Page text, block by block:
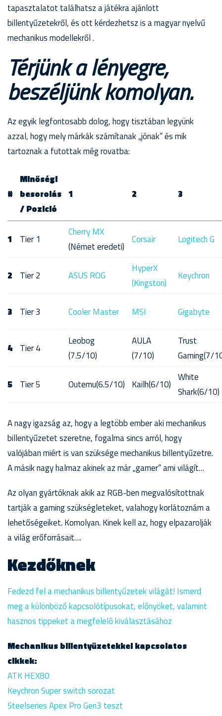
tapasztalatot találhatsz a játékra ajánlott
billentyűzetekről, és ott kérdezhetsz is a magyar nyelvű
mechanikus modellekről .
Térjünk a lényegre,
beszéljünk komolyan.
Az egyik legfontosabb dolog, hogy tisztában legyünk
azzal, hogy mely márkák számítanak „jónak” és mik
tartoznak a futottak még rovatba:
#
Minőségi
besorolás
/ Pozició
1 2 3
1 Tier 1
Cherry MX
(Német eredeti)
Corsair Logitech G
2 Tier 2 ASUS ROG
HyperX
(Kingston)
Keychron
3 Tier 3 Cooler Master MSI Gigabyte
4 Tier 4
Leobog
(7.5/10)
AULA
(7/10)
Trust
Gaming(7/
5 Tier 5 Outemu(6.5/10) Kailh(6/10)
White
Shark(6/10)
A nagy igazság az, hogy a legtöbb ember aki mechanikus
billentyűzetet szeretne, fogalma sincs arról, hogy
valójában miért is van szüksége mechanikus billentyűzetre.
A másik nagy halmaz akinek az már „gamer” ami világít…
Az olyan gyártóknak akik az RGB-ben megvalósítottnak
tartják a gaming szükségleteket, valahogy korlátoznám a
lehetőségeiket. Komolyan. Kinek kell az, hogy elpazarolják
a világ erőforrásait….
Kezdőknek
Fedezd fel a mechanikus billentyűzetek világát! Ismerd
meg a különböző kapcsolótípusokat, előnyöket, valamint
hasznos tippeket a megfelelő kiválasztásához
Mechanikus billentyűzetekkel kapcsolatos
cikkek:
ATK HEX80
Keychron Super switch sorozat
Steelseries Apex Pro Gen3 teszt